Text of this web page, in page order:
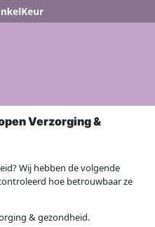
Verzorging &
Wij hebben de volgende
hoe betrouwbaar ze
& gezondheid.